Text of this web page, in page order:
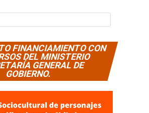
FINANCIAMIENTO CON
DEL MINISTERIO
GENERAL DE
GOBIERNO.